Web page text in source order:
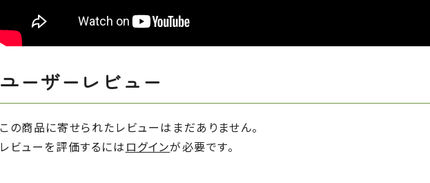
ユーザーレビュー
この商品に寄せられたレビューはまだありません。
レビューを評価するには ログインが必要です。